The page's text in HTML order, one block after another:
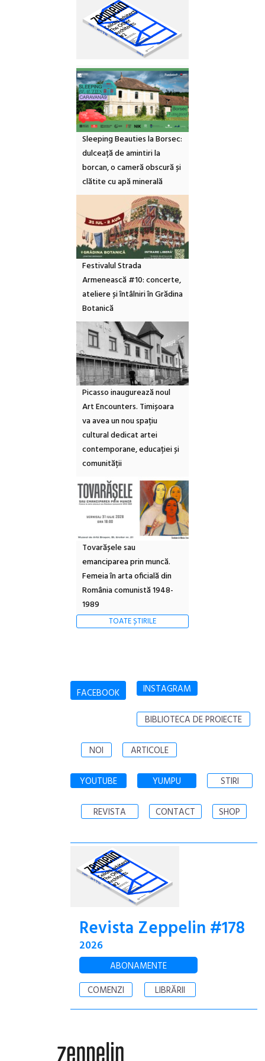
Sleeping Beauties la Borsec:
dulceață de amintiri la
borcan, o cameră obscură și
clătite cu apă minerală
Festivalul Strada
Armenească #10: concerte,
ateliere și întâlniri în Grădina
Botanică
Picasso inaugurează noul
Art Encounters. Timișoara
va avea un nou spațiu
cultural dedicat artei
contemporane, educației și
comunității
Tovarășele sau
emanciparea prin muncă.
Femeia în arta oficială din
România comunistă 1948-
1989
TOATE ȘTIRILE
FACEBOOK INSTAGRAM
BIBLIOTECA DE PROIECTE
NOI ARTICOLE
YOUTUBE YUMPU STIRI
REVISTA CONTACT SHOP
Revista Zeppelin #178
2026
ABONAMENTE
COMENZI
LIBRĂRII